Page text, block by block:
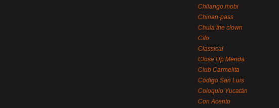
Chilango.mobi
Chinan-pass
Chula the clown
Cifo
Classical
Close Up Mérida
Club Carmelita
Código San Luis
Coloquio Yucatán
Con Acento